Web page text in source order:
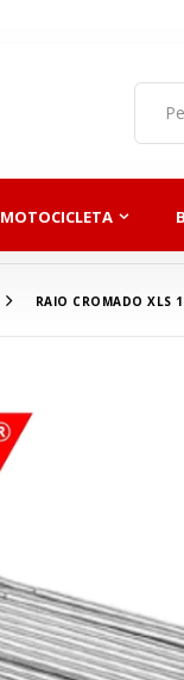
MOTOCICLETA
RAIO CROMADO XLS